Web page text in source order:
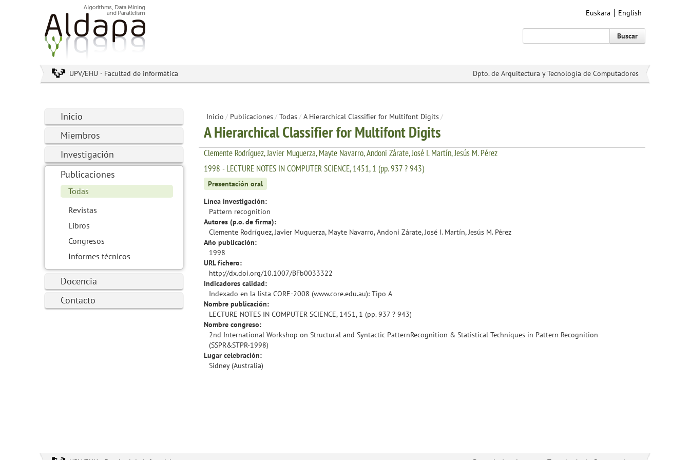
Euskara English
Buscar
UPV/EHU · Facultad de informática Dpto. de Arquitectura y Tecnología de Computadores
Inicio
Miembros
Investigación
Publicaciones
Todas
Revistas
Libros
Congresos
Informes técnicos
Docencia
Contacto
Inicio / Publicaciones/ Todas/ A Hierarchical Classifier for Multifont Digits/
A Hierarchical Classifier for Multifont Digits
Clemente Rodríguez, Javier Muguerza, Mayte Navarro, Andoni Zárate, José I. Martín, Jesús M. Pérez
1998 - LECTURE NOTES IN COMPUTER SCIENCE, 1451, 1 (pp. 937 ? 943)
Presentación oral
Línea investigación:
Pattern recognition
Autores (p.o. de firma):
Clemente Rodríguez, Javier Muguerza, Mayte Navarro, Andoni Zárate, José I. Martín, Jesús M. Pérez
Año publicación:
1998
URL fichero:
http://dx.doi.org/10.1007/BFb0033322
Indicadores calidad:
Indexado en la lista CORE-2008 (www.core.edu.au): Tipo A
Nombre publicación:
LECTURE NOTES IN COMPUTER SCIENCE, 1451, 1 (pp. 937 ? 943)
Nombre congreso:
2nd International Workshop on Structural and Syntactic PatternRecognition & Statistical Techniques in Pattern Recognition
(SSPR&STPR-1998)
Lugar celebración:
Sidney (Australia)